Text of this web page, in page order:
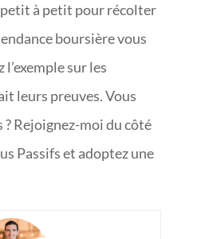
à petit pour récolter
boursière vous
sur les
leurs preuves. Vous
Rejoignez-moi du côté
Passifs et adoptez une